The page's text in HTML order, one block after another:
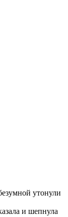
утонули
и шепнула